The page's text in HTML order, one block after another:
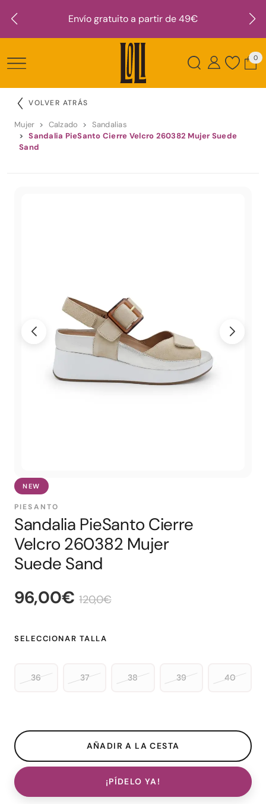
Envío gratuito a partir de 49€
0
VOLVER ATRÁS
Mujer Calzado
Sandalias
Sandalia PieSanto Cierre Velcro 260382 Mujer Suede
Sand
NEW
PIESANTO
Sandalia PieSanto Cierre
Velcro 260382 Mujer
Suede Sand
96,00€ 120,0€
SELECCIONAR TALLA
36 37 38 39 40
¡PÍDELO YA!